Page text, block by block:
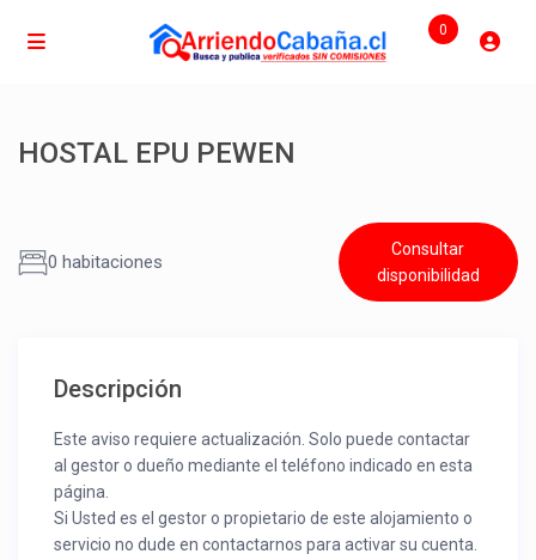
0
HOSTAL EPU PEWEN
0 habitaciones
Consultar
disponibilidad
Descripción
Este aviso requiere actualización. Solo puede contactar
al gestor o dueño mediante el teléfono indicado en esta
página.
Si Usted es el gestor o propietario de este alojamiento o
servicio no dude en contactarnos para activar su cuenta.